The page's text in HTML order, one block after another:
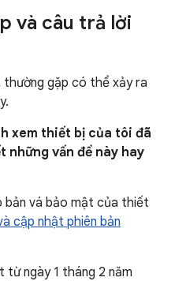
và câu trả lời
thường gặp có thể xảy ra
xem thiết bị của tôi đã
những vấn đề này hay
bản vá bảo mật của thiết
cập nhật phiên bản
từ ngày 1 tháng 2 năm